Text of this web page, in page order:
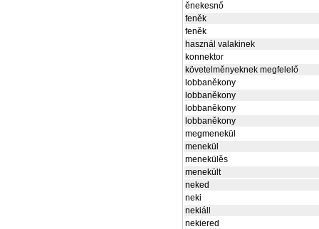
ěnekesnő
feněk
feněk
használ valakinek
konnektor
követelměnyeknek megfelelő
lobbaněkony
lobbaněkony
lobbaněkony
lobbaněkony
megmenekül
menekül
menekülěs
menekült
neked
neki
nekiáll
nekiered